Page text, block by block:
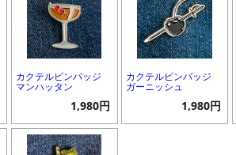
カクテルピンバッジ
マンハッタン
1,980円
カクテルピンバッジ
ガーニッシュ
1,980円